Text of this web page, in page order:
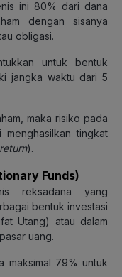
ini 80% dari dana
dengan sisanya
obligasi.
untuk bentuk
jangka waktu dari 5
maka risiko pada
tingkat
).
Funds)
reksadana yang
bentuk investasi
Utang) atau dalam
uang.
maksimal 79% untuk